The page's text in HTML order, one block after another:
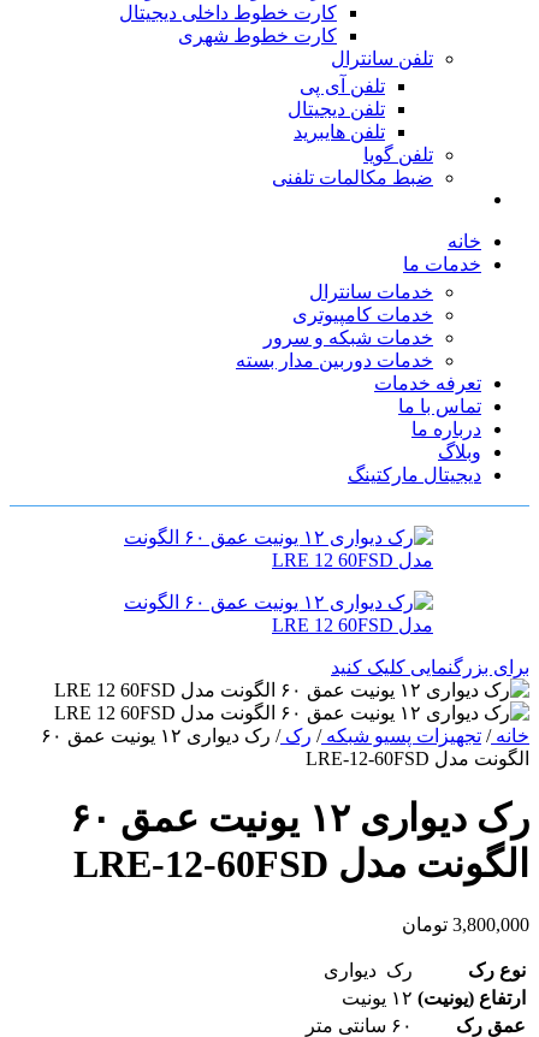
کارت خطوط داخلی دیجیتال
کارت خطوط شهری
تلفن سانترال
تلفن آی پی
تلفن دیجیتال
تلفن هایبرید
تلفن گویا
ضبط مکالمات تلفنی
خانه
خدمات ما
خدمات سانترال
خدمات کامپیوتری
خدمات شبکه و سرور
خدمات دوربین مدار بسته
تعرفه خدمات
تماس با ما
درباره ما
وبلاگ
دیجیتال مارکتینگ
برای بزرگنمایی کلیک کنید
خانه/ تجهیزات پسیو شبکه/ رک/
رک دیواری ۱۲ یونیت عمق ۶۰
الگونت مدل LRE-12-60FSD
رک دیواری ۱۲ یونیت عمق ۶۰
الگونت مدل LRE-12-60FSD
3,800,000 تومان
نوع رک
رک دیواری
ارتفاع (یونیت) ۱۲ یونیت
عمق رک
۶۰ سانتی متر